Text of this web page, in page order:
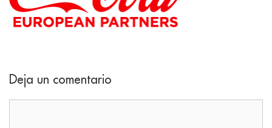
Deja un comentario